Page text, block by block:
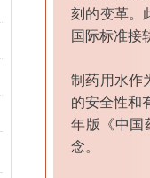
刻的变革。
国际标准接
制药用水作
的安全性和
年版《中国
念。